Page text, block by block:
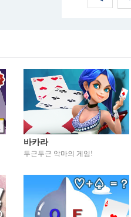
바카라
두근두근 악마의 게임!